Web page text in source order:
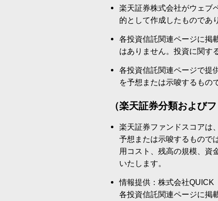
楽天証券株式会社がウェブ
的として作成したものであ
各投資信託関連ページに掲
はありません。投資に関す
各投資信託関連ページで提
を予想または示唆するもの
（楽天証券分類および
楽天証券ファンドスコアは
予想または示唆するもので
用コスト、残高の規模、資
いたします。
情報提供：株式会社QUICK
各投資信託関連ページに掲